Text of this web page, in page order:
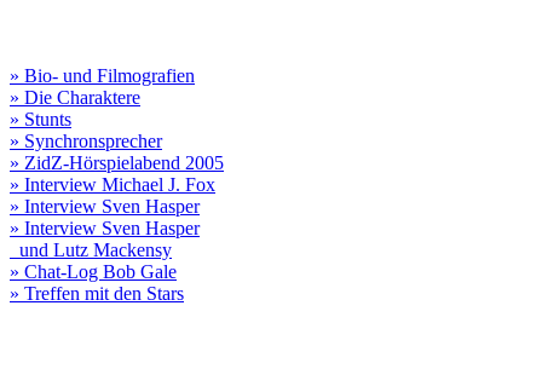
» Bio- und Filmografien
» Die Charaktere
» Stunts
» Synchronsprecher
» ZidZ-Hörspielabend 2005
» Interview Michael J. Fox
» Interview Sven Hasper
» Interview Sven Hasper
und Lutz Mackensy
» Chat-Log Bob Gale
» Treffen mit den Stars